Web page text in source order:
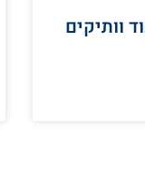
וותיקים